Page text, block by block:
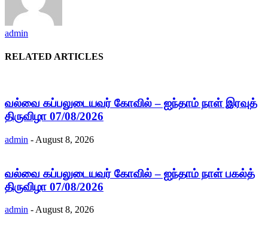
admin
RELATED ARTICLES
வல்வை கப்பலுடையவர் கோவில் – ஐந்தாம் நாள் இரவுத்
திருவிழா 07/08/2026
admin - August 8, 2026
வல்வை கப்பலுடையவர் கோவில் – ஐந்தாம் நாள் பகல்த்
திருவிழா 07/08/2026
admin - August 8, 2026